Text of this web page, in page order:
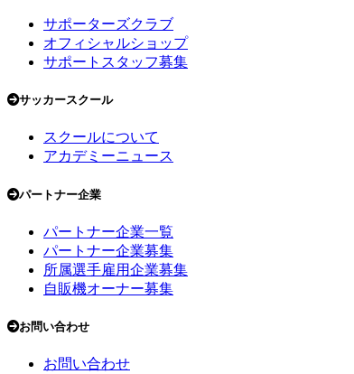
サポーターズクラブ
オフィシャルショップ
サポートスタッフ募集
サッカースクール
スクールについて
アカデミーニュース
パートナー企業
パートナー企業一覧
パートナー企業募集
所属選手雇用企業募集
自販機オーナー募集
お問い合わせ
お問い合わせ